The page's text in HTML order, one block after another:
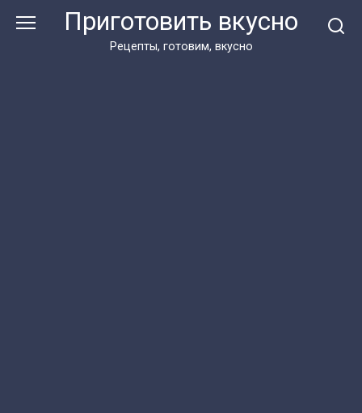
Приготовить вкусно
Рецепты, готовим, вкусно